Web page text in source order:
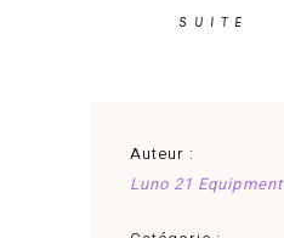
SUITE
Auteur :
Luno 21 Equipment